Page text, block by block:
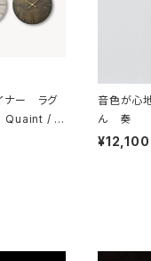
ナー ラグ
Quaint / ク
音色が心
ん 奏
¥12,100